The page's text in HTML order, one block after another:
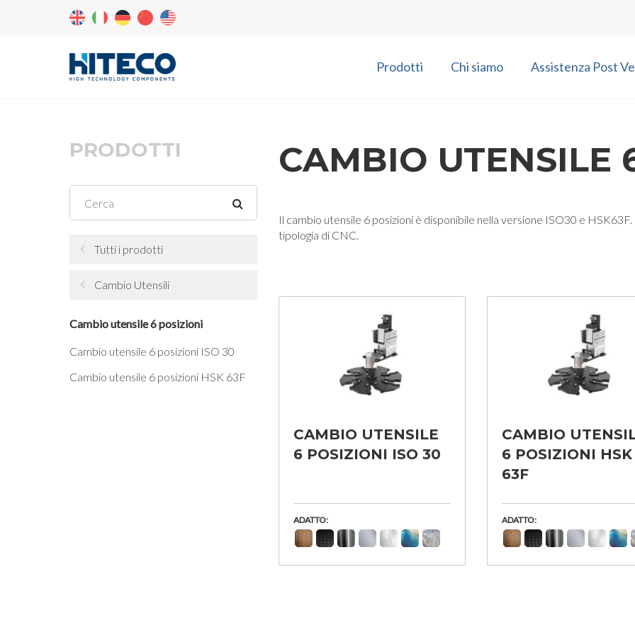
Prodotti Chi siamo Assistenza Post
PRODOTTI
Tutti i prodotti
Cambio Utensili
Cambio utensile 6 posizioni
Cambio utensile 6 posizioni ISO 30
Cambio utensile 6 posizioni HSK 63F
CAMBIO UTENSILE
Il cambio utensile 6 posizioni è disponibile nella versione ISO30 e
tipologia di CNC.
CAMBIO UTENSILE
6 POSIZIONI ISO 30
ADATTO:
CAMBIO
6 POSIZIONI HSK
63F
ADATTO: